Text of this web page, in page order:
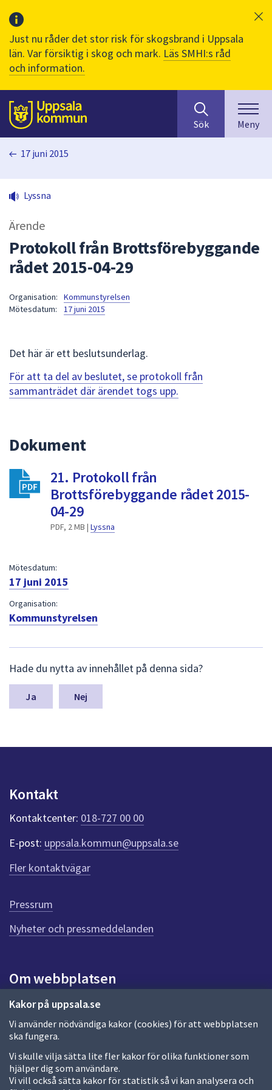
Just nu råder det stor risk för skogsbrand i Uppsala
län. Var försiktig i skog och mark. Läs SMHI:s råd
och information.
Till sidans
huvudinnehåll
efter
innehåll
på
sökfältet
kommer
för
att
navigera
att
Sök Meny
Kakor på uppsala.se
Vi använder nödvändiga kakor (cookies) för att webbplatsen
ska fungera.
Vi skulle vilja sätta lite fler kakor för olika funktioner som
hjälper dig som användare.
Vi vill också sätta kakor för statistik så vi kan analysera och
17 juni 2015
Lyssna
Ärende
Protokoll från Brottsförebyggande
rådet 2015-04-29
Organisation:
Kommunstyrelsen
Mötesdatum:
17 juni 2015
Det här är ett beslutsunderlag.
För att ta del av beslutet, se protokoll från
sammanträdet där ärendet togs upp.
Dokument
21. Protokoll från
Brottsförebyggande rådet 2015-
04-29
PDF, 2 MB | Lyssna
Mötesdatum:
17 juni 2015
Organisation:
Kommunstyrelsen
ä
m
a
n
k
t
e
r
f
ö
r
e
n
n
a
d
a
Hade du nytta av innehållet på denna sida?
Nej
Kontakt
Kontaktcenter: 018-727 00 00
E-post: uppsala.kommun@uppsala.se
Fler kontaktvägar
Pressrum
Nyheter och pressmeddelanden
Om webbplatsen
Om webbplatsen
Allmänna handlingar och diarium
Behandling av personuppgifter
Kakor